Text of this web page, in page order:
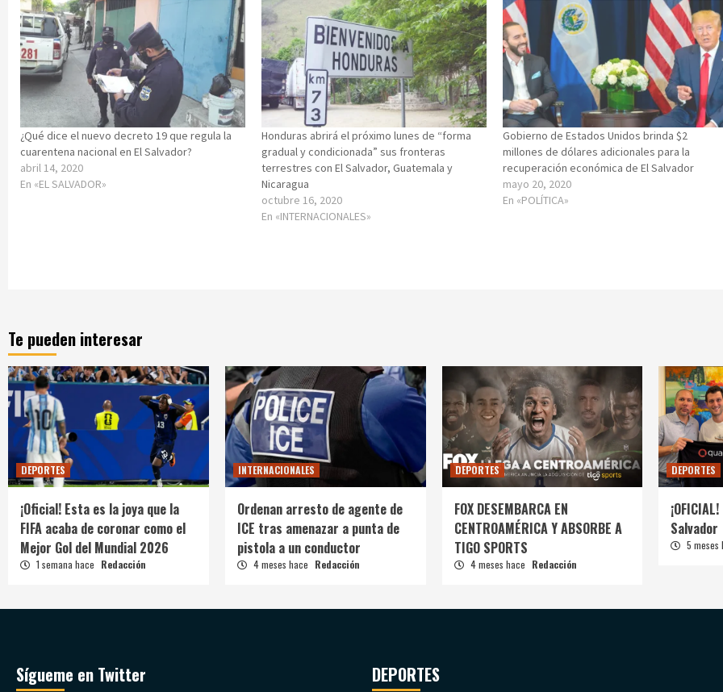
¿Qué dice el nuevo decreto 19 que regula la
cuarentena nacional en El Salvador?
abril 14, 2020
En «EL SALVADOR»
Honduras abrirá el próximo lunes de “forma
gradual y condicionada” sus fronteras
terrestres con El Salvador, Guatemala y
Nicaragua
octubre 16, 2020
En «INTERNACIONALES»
Gobierno de Estados Unidos brinda $2
millones de dólares adicionales para la
recuperación económica de El Salvador
mayo 20, 2020
En «POLÍTICA»
Te pueden interesar
DEPORTES
¡Oficial! Esta es la joya que la
FIFA acaba de coronar como el
Mejor Gol del Mundial 2026
1 semana hace Redacción
INTERNACIONALES
Ordenan arresto de agente de
ICE tras amenazar a punta de
pistola a un conductor
4 meses hace Redacción
DEPORTES
FOX DESEMBARCA EN
CENTROAMÉRICA Y ABSORBE A
TIGO SPORTS
4 meses hace Redacción
DEPORTES
Salvador
5
Sígueme en Twitter DEPORTES